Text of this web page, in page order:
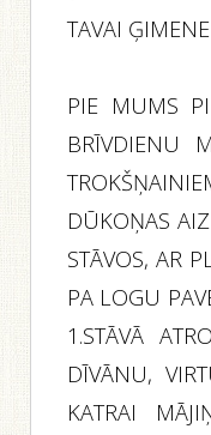
TAVAI
PIE MUMS
BRĪVDIENU
DŪKOŅAS
STĀVOS, AR
PA LOGU
1.STĀVĀ
DĪVĀNU,
KATRAI